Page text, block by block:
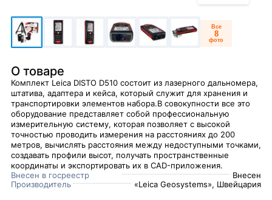
Все
8
фото
О товаре
Комплект Leica DISTO D510 состоит из лазерного дальномера,
штатива, адаптера и кейса, который служит для хранения и
транспортировки элементов набора.В совокупности все это
оборудование представляет собой профессиональную
измерительную систему, которая позволяет с высокой
точностью проводить измерения на расстояниях до 200
метров, вычислять расстояния между недоступными точками,
создавать профили высот, получать пространственные
координаты и экспортировать их в CAD-приложения.
Внесен в госреестр
Внесен
Производитель
«Leica Geosystems», Швейцария